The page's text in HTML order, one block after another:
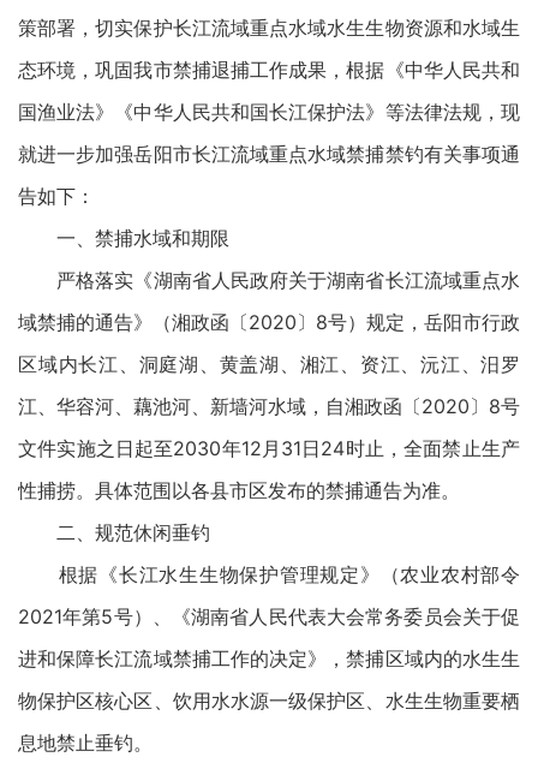
策部署，切实保护长江流域重点水域水生生物资源和水域生
态环境，巩固我市禁捕退捕工作成果，根据《中华人民共和
国渔业法》《中华人民共和国长江保护法》等法律法规，现
就进一步加强岳阳市长江流域重点水域禁捕禁钓有关事项通
告如下：
一、禁捕水域和期限
严格落实《湖南省人民政府关于湖南省长江流域重点水
域禁捕的通告》（湘政函〔2020〕8号）规定，岳阳市行政
区域内长江、洞庭湖、黄盖湖、湘江、资江、沅江、汨罗
江、华容河、藕池河、新墙河水域，自湘政函〔2020〕8号
文件实施之日起至2030年12月31日24时止，全面禁止生产
性捕捞。具体范围以各县市区发布的禁捕通告为准。
二、规范休闲垂钓
根据《长江水生生物保护管理规定》（农业农村部令
2021年第5号）、《湖南省人民代表大会常务委员会关于促
进和保障长江流域禁捕工作的决定》，禁捕区域内的水生生
物保护区核心区、饮用水水源一级保护区、水生生物重要栖
息地禁止垂钓。